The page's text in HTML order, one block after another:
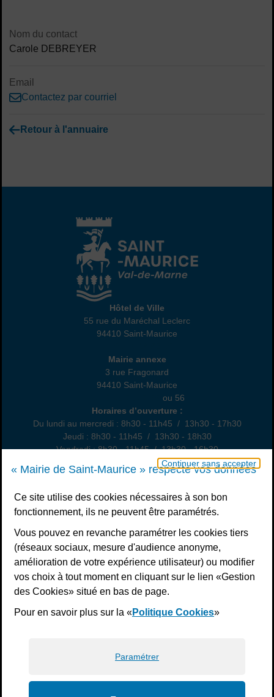
Continuer sans accepter
« Mairie de Saint-Maurice » respecte vos données
Ce site utilise des cookies nécessaires à son bon
fonctionnement, ils ne peuvent être paramétrés.
Vous pouvez en revanche paramétrer les cookies tiers
(réseaux sociaux, mesure d'audience anonyme,
amélioration de votre expérience utilisateur) ou modifier
vos choix à tout moment en cliquant sur le lien «Gestion
des Cookies» situé en bas de page.
Pour en savoir plus sur la «Politique Cookies»
Paramétrer
Contenu de la fiche d'annuaire
Nom du contact
Carole DEBREYER
Email
Contactez par courriel
Retour à l'annuaire
Hôtel de Ville
Hôtel de Ville
55 rue du Maréchal Leclerc
94410 Saint-Maurice
Annexe
Mairie annexe
3 rue Fragonard
94410 Saint-Maurice
ou 56
Horaires d’ouverture :
Du lundi au mercredi : 8h30 - 11h45 / 13h30 - 17h30
Jeudi : 8h30 - 11h45 / 13h30 - 18h30
Vendredi : 8h30 - 11h45 / 13h30 - 16h30
Un samedi par mois : permanence état civil, sur rendez-vous
S’inscrire à la newsletter
Télécharger l’application
Nous suivre
Facebook
Instagram
Youtube
LinkedIn
Calaméo